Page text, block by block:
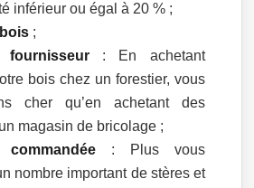
inférieur ou égal à 20 % ;
;
: En achetant
bois chez un forestier, vous
cher qu’en achetant des
magasin de bricolage ;
: Plus vous
nombre important de stères et